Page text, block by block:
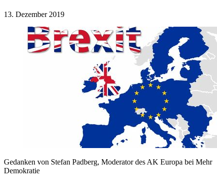
13. Dezember 2019
Gedanken von Stefan Padberg, Moderator des AK Europa bei Mehr
Demokratie